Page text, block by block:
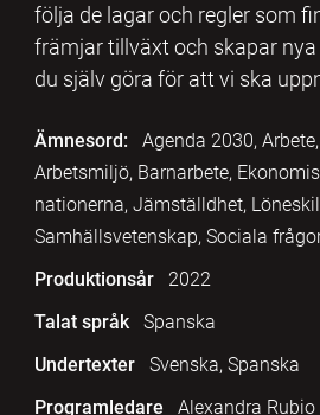
följa de lagar och regler som
främjar tillväxt och skapar
du själv göra för att vi ska
Ämnesord:
Agenda 2030,
Arbetsmiljö, Barnarbete,
nationerna, Jämställdhet,
Samhällsvetenskap, Sociala
Produktionsår
2022
Talat språk
Spanska
Undertexter
Svenska, Spanska
Programledare
Alexandra